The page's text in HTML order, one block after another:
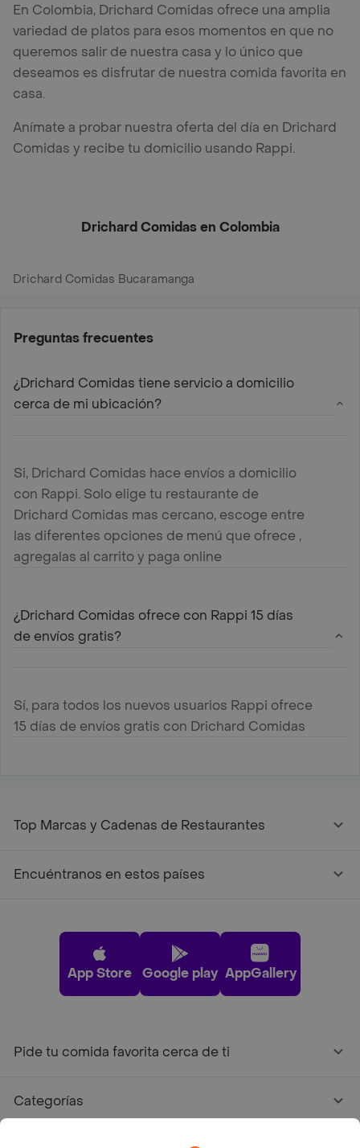
En Colombia, Drichard Comidas ofrece una amplia
variedad de platos para esos momentos en que no
queremos salir de nuestra casa y lo único que
deseamos es disfrutar de nuestra comida favorita en
casa.
Anímate a probar nuestra oferta del día en Drichard
Comidas y recibe tu domicilio usando Rappi.
Drichard Comidas en Colombia
Drichard Comidas Bucaramanga
Preguntas frecuentes
¿Drichard Comidas tiene servicio a domicilio
cerca de mi ubicación?
Si, Drichard Comidas hace envíos a domicilio
con Rappi. Solo elige tu restaurante de
Drichard Comidas mas cercano, escoge entre
las diferentes opciones de menú que ofrece ,
agregalas al carrito y paga online
¿Drichard Comidas ofrece con Rappi 15 días
de envíos gratis?
Sí, para todos los nuevos usuarios Rappi ofrece
15 días de envíos gratis con Drichard Comidas
Top Marcas y Cadenas de Restaurantes
Encuéntranos en estos países
App Store Google play AppGallery
Pide tu comida favorita cerca de ti
Categorías